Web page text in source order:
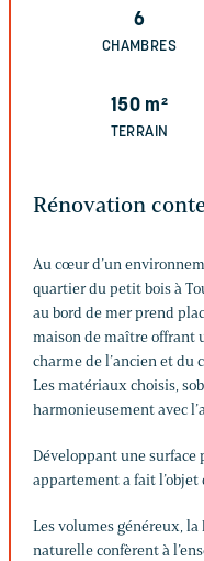
6
CHAMBRES
150 m²
TERRAIN
Rénovation
Au cœur d’un
quartier du petit bois à
au bord de mer prend
maison de maître offrant
charme de l’ancien et du
Les matériaux choisis,
harmonieusement avec
Développant une surface
appartement a fait
Les volumes généreux,
naturelle confèrent à